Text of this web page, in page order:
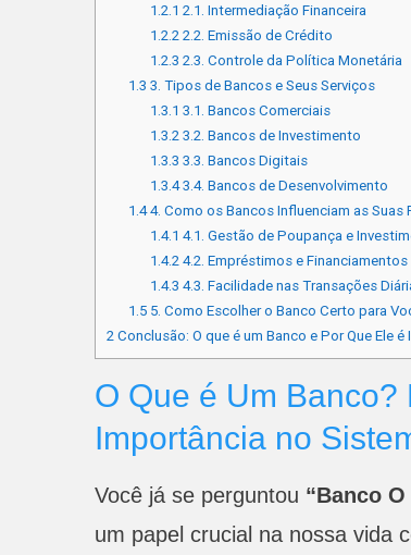
1.2.1 2.1. Intermediação Financeira
1.2.2 2.2. Emissão de Crédito
1.2.3 2.3. Controle da Política Monetária
1.3 3. Tipos de Bancos e Seus Serviços
1.3.1 3.1. Bancos Comerciais
1.3.2 3.2. Bancos de Investimento
1.3.3 3.3. Bancos Digitais
1.3.43.4. Bancos de Desenvolvimento
1.44. Como os Bancos Influenciam as Suas
1.4.1 4.1. Gestão de Poupança e
1.4.2 4.2. Empréstimos e Financiamentos
1.4.3 4.3. Facilidade nas Transações
1.55. Como Escolher o Banco Certo para
2 Conclusão: O que é um Banco e Por Que Ele
O Que é Um
Importância no
Você já se perguntou “Banco O
um papel crucial na nossa vida